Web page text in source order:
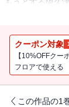
クーポン対象
【10%OFFク
フロアで使える
この作品の1